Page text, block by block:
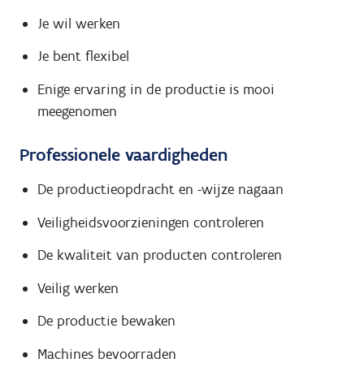
Je wil werken
Je bent flexibel
Enige ervaring in de productie is mooi
meegenomen
Professionele vaardigheden
De productieopdracht en -wijze nagaan
Veiligheidsvoorzieningen controleren
De kwaliteit van producten controleren
Veilig werken
De productie bewaken
Machines bevoorraden